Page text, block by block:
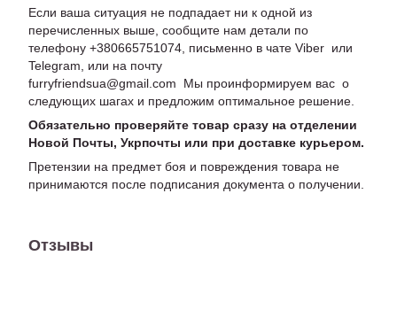
Если ваша ситуация не подпадает ни к одной из
перечисленных выше, сообщите нам детали по
телефону +380665751074, письменно в чате Viber или
Telegram, или на почту
furryfriendsua@gmail.com Мы проинформируем вас о
следующих шагах и предложим оптимальное решение.
Обязательно проверяйте товар сразу на отделении
Новой Почты, Укрпочты или при доставке курьером.
Претензии на предмет боя и повреждения товара не
принимаются после подписания документа о получении.
Отзывы